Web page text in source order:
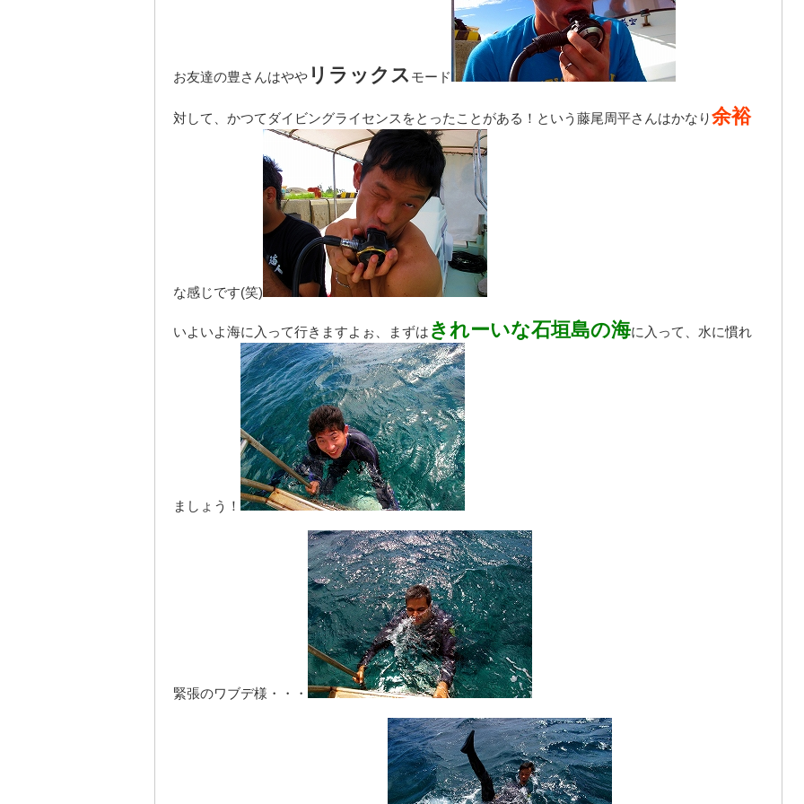
お友達の豊さんはやや リラックス モード
対して、かつてダイビングライセンスをとったことがある！という藤尾周平さんはかなり余裕
な感じです(笑)
いよいよ海に入って行きますよぉ、まずは きれーいな石垣島の海に入って、水に慣れ
ましょう！
緊張のワブデ様・・・